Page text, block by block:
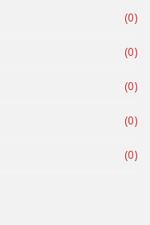
(0)
(0)
(0)
(0)
(0)